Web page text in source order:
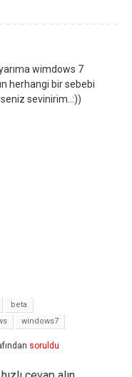
wimdows 7
herhangi bir sebebi
sevinirim..:))
beta
windows7
soruldu